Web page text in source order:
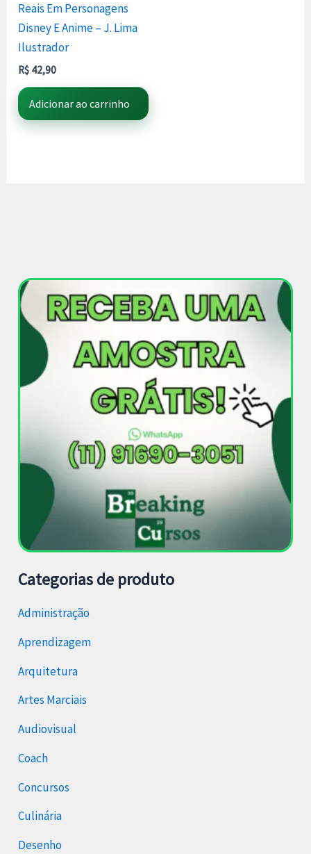
Reais Em Personagens
Disney E Anime – J. Lima
Ilustrador
R$ 42,90
Adicionar ao carrinho
Categorias de produto
Administração
Aprendizagem
Arquitetura
Artes Marciais
Audiovisual
Coach
Concursos
Culinária
Desenho